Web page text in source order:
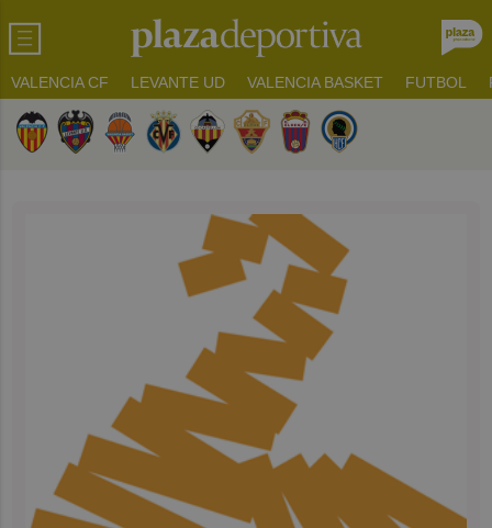
VALENCIA CF LEVANTE UD VALENCIA BASKET FUTBOL